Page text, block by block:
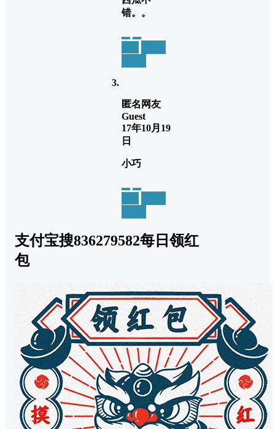
错。。
匿名网友
Guest
17年10月19
日
小巧
支付宝搜836279582每日领红
包